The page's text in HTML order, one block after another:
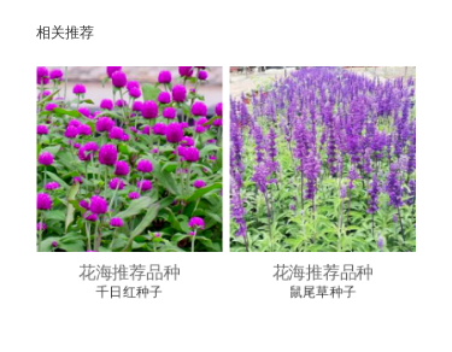
相关推荐
花海推荐品种
千日红种子
花海推荐品种
鼠尾草种子